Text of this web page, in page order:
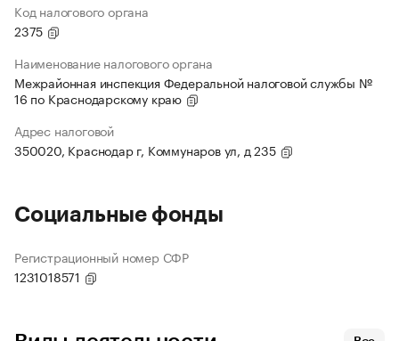
Код налогового органа
2375
Наименование налогового органа
Межрайонная инспекция Федеральной налоговой службы №
16 по Краснодарскому краю
Адрес налоговой
350020, Краснодар г, Коммунаров ул, д 235
Социальные фонды
Регистрационный номер СФР
1231018571